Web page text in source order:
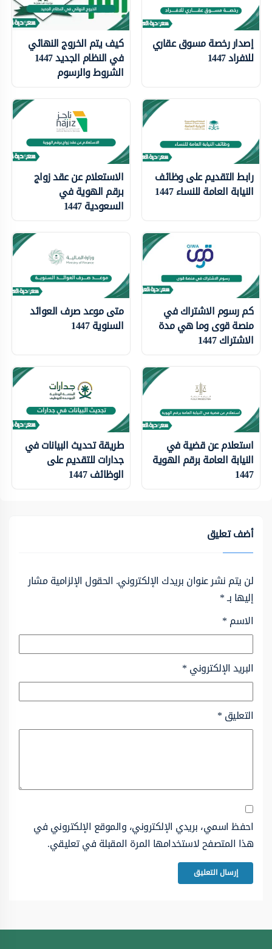
إصدار رخصة مسوق عقاري
للافراد 1447
كيف يتم الخروج النهائي
في النظام الجديد 1447
الشروط والرسوم
رابط التقديم على وظائف
النيابة العامة للنساء 1447
الاستعلام عن عقد زواج
برقم الهوية في
السعودية 1447
كم رسوم الاشتراك في
منصة قوى وما هي مدة
الاشتراك 1447
متى موعد صرف العوائد
السنوية 1447
استعلام عن قضية في
النيابة العامة برقم الهوية
1447
طريقة تحديث البيانات في
جدارات للتقديم على
الوظائف 1447
أضف تعليق
لن يتم نشر عنوان بريدك الإلكتروني. الحقول الإلزامية مشار
إليها بـ*
الاسم*
البريد الإلكتروني*
التعليق*
احفظ اسمي، بريدي الإلكتروني، والموقع الإلكتروني في
هذا المتصفح لاستخدامها المرة المقبلة في تعليقي.